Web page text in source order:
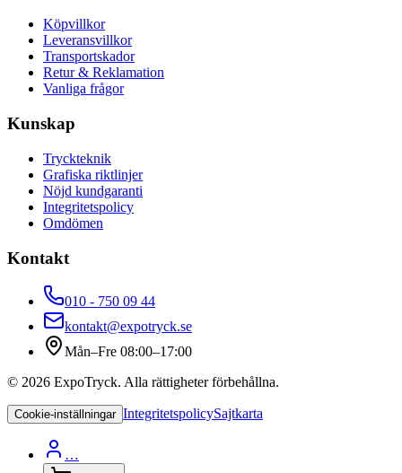
Köpvillkor
Leveransvillkor
Transportskador
Retur & Reklamation
Vanliga frågor
Kunskap
Tryckteknik
Grafiska riktlinjer
Nöjd kundgaranti
Integritetspolicy
Omdömen
Kontakt
010 - 750 09 44
kontakt@expotryck.se
Mån–Fre 08:00–17:00
© 2026 ExpoTryck. Alla rättigheter förbehållna.
Cookie-inställningar IntegritetspolicySajtkarta
…